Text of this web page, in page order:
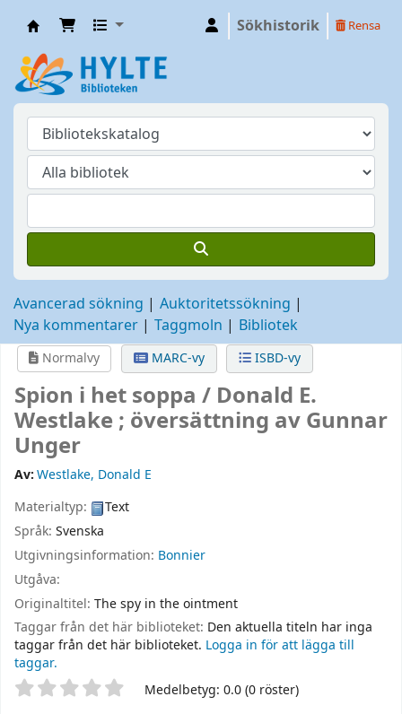
Sökhistorik Rensa
Avancerad sökning
Auktoritetssökning
Nya kommentarer
Taggmoln Bibliotek
Normalvy MARC-vy ISBD-vy
Spion i het soppa / Donald E.
Westlake ; översättning av Gunnar
Unger
Av:Westlake, Donald E
Materialtyp:
Text
Språk: Svenska
Utgivningsinformation: Bonnier
Utgåva:
Originaltitel: The spy in the ointment
Taggar från det här biblioteket: Den aktuella titeln har inga
taggar från det här biblioteket. Logga in för att lägga till
taggar.
Betyg Medelbetyg: 0.0 (0 röster)